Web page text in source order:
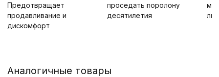
Предотвращает
продавливание и
дискомфорт
проседать поролону
десятилетия
Аналогичные товары